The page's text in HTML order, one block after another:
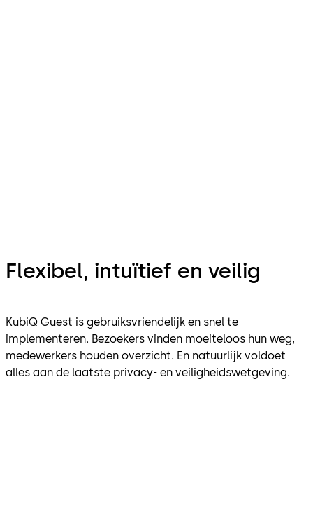
Flexibel, intuïtief en veilig
KubiQ Guest is gebruiksvriendelijk en snel te
implementeren. Bezoekers vinden moeiteloos hun weg,
medewerkers houden overzicht. En natuurlijk voldoet
alles aan de laatste privacy- en veiligheidswetgeving.